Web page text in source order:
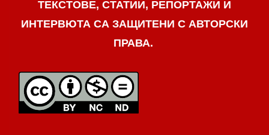
ТЕКСТОВЕ, СТАТИИ, РЕПОРТАЖИ И
ИНТЕРВЮТА СА ЗАЩИТЕНИ С АВТОРСКИ
ПРАВА.